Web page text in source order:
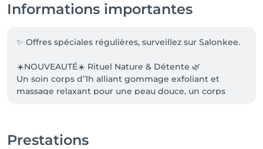
Informations importantes
✨ Offres spéciales régulières, surveillez sur Salonkee.
☀️NOUVEAUTÉ☀️ Rituel Nature & Détente 🌿
Un soin corps d’1h alliant gommage exfoliant et
massage relaxant pour une peau douce, un corps
🤩 prestations pour ENFANTS
Prestations